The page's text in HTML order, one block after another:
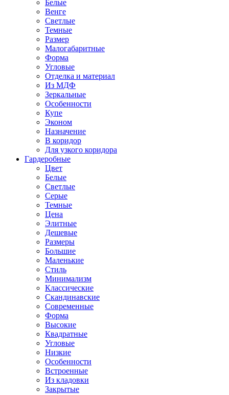
Белые
Венге
Светлые
Темные
Размер
Малогабаритные
Форма
Угловые
Отделка и материал
Из МДФ
Зеркальные
Особенности
Купе
Эконом
Назначение
В коридор
Для узкого коридора
Гардеробные
Цвет
Белые
Светлые
Серые
Темные
Цена
Элитные
Дешевые
Размеры
Большие
Маленькие
Стиль
Минимализм
Классические
Скандинавские
Современные
Форма
Высокие
Квадратные
Угловые
Низкие
Особенности
Встроенные
Из кладовки
Закрытые